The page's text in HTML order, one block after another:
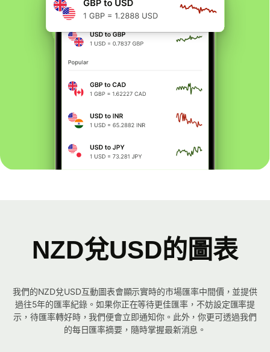
NZD兌USD的圖表
我們的NZD兌USD互動圖表會顯示實時的市場匯率中間價，並提供
過往5年的匯率紀錄。如果你正在等待更佳匯率，不妨設定匯率提
示，待匯率轉好時，我們便會立即通知你。此外，你更可透過我們
的每日匯率摘要，隨時掌握最新消息。